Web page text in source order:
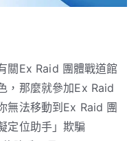
關Ex Raid 團體戰道館
，那麼就參加Ex Raid
無法移動到Ex Raid 團
定位助手」欺騙